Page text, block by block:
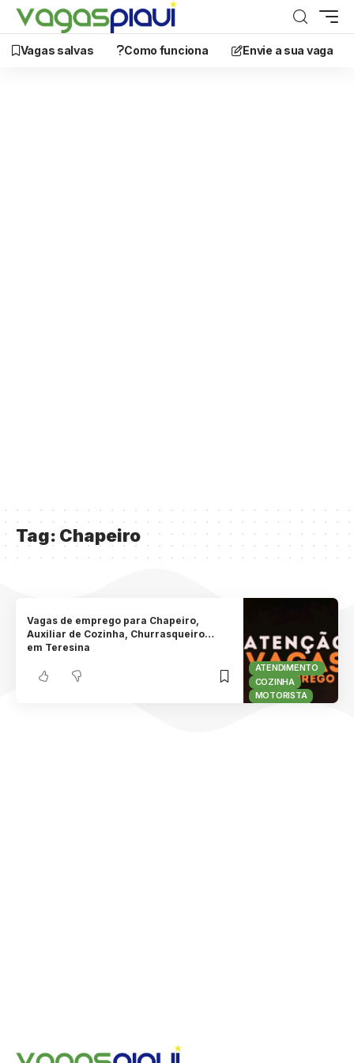
Vagas salvas Como funciona Envie a sua vaga
Tag: Chapeiro
ATENDIMENTO
COZINHA
MOTORISTA
Vagas de emprego para Chapeiro,
Auxiliar de Cozinha, Churrasqueiro…
em Teresina